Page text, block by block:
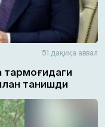
51 дақиқа аввал
тармоғидаги
танишди